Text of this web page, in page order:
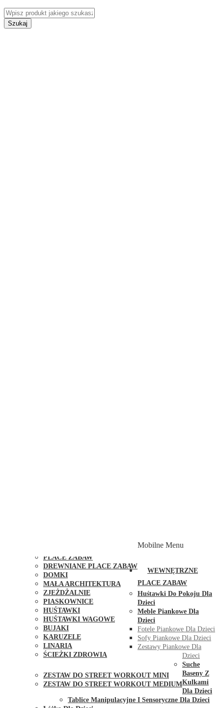
Szukaj
PLACE ZABAW
DREWNIANE PLACE ZABAW
DOMKI
MAŁA ARCHITEKTURA
ZJEŻDŻALNIE
PIASKOWNICE
HUŚTAWKI
HUŚTAWKI WAGOWE
BUJAKI
KARUZELE
LINARIA
ŚCIEŻKI ZDROWIA
ZESTAW DO STREET WORKOUT MINI
ZESTAW DO STREET WORKOUT MEDIUM
Mobilne Menu
WEWNĘTRZNE
PLACE ZABAW
Huśtawki Do Pokoju Dla
Dzieci
Meble Piankowe Dla
Dzieci
Fotele Piankowe Dla Dzieci
Sofy Piankowe Dla Dzieci
Zestawy Piankowe Dla
Dzieci
Suche
Baseny Z
Kulkami
Dla Dzieci
Tablice Manipulacyjne I Sensoryczne Dla Dzieci